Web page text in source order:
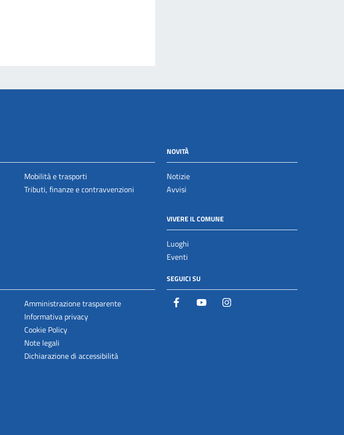
Mobilità e trasporti
Tributi, finanze e contravvenzioni
NOVITÀ
Notizie
Avvisi
VIVERE IL COMUNE
Luoghi
Eventi
Amministrazione trasparente
Informativa privacy
Cookie Policy
Note legali
Dichiarazione di accessibilità
SEGUICI SU
Facebook YouTube